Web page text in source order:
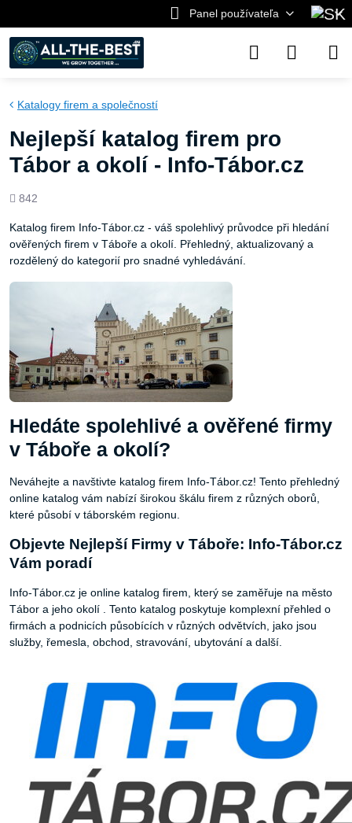
Panel používateľa
Katalogy firem a společností
Nejlepší katalog firem pro
Tábor a okolí - Info-Tábor.cz
Počet
842
Katalog firem Info-Tábor.cz - váš spolehlivý průvodce při hledání
ověřených firem v Táboře a okolí. Přehledný, aktualizovaný a
rozdělený do kategorií pro snadné vyhledávání.
Hledáte spolehlivé a ověřené firmy
v Táboře a okolí?
Neváhejte a navštivte katalog firem Info-Tábor.cz! Tento přehledný
online katalog vám nabízí širokou škálu firem z různých oborů,
které působí v táborském regionu.
Objevte Nejlepší Firmy v Táboře: Info-Tábor.cz
Vám poradí
Info-Tábor.cz je online katalog firem, který se zaměřuje na město
Tábor a jeho okolí . Tento katalog poskytuje komplexní přehled o
firmách a podnicích působících v různých odvětvích, jako jsou
služby, řemesla, obchod, stravování, ubytování a další.